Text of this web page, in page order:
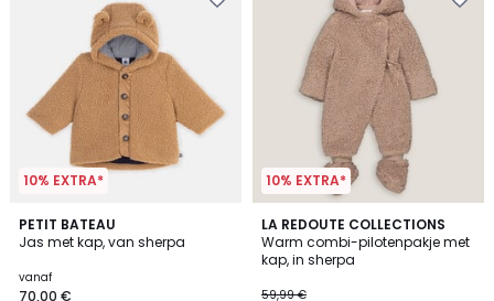
10% EXTRA*
PETIT BATEAU
Jas met kap, van sherpa
vanaf
70,00 €
10% EXTRA*
LA REDOUTE COLLECTIONS
Warm combi-pilotenpakje met
kap, in sherpa
59,99 €
4
/
5